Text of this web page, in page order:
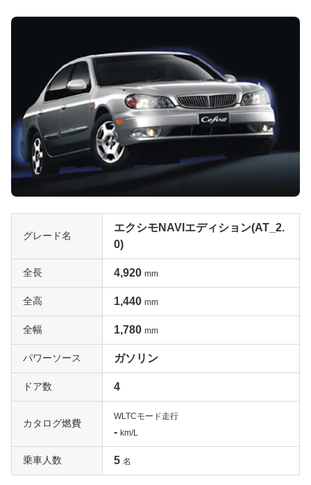
グレード名
エクシモNAVIエディション(AT_2.
0)
全長 4,920 mm
全高 1,440 mm
全幅 1,780 mm
パワーソース ガソリン
ドア数 4
カタログ燃費
WLTCモード走行
- km/L
乗車人数 5 名